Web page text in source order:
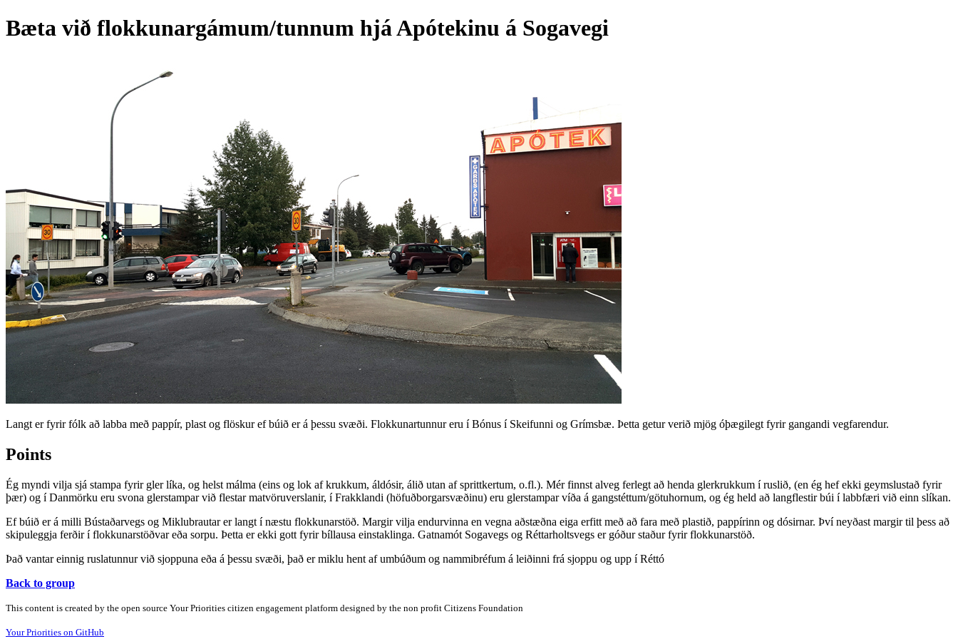
Bæta við flokkunargámum/tunnum hjá Apótekinu á Sogavegi
Langt er fyrir fólk að labba með pappír, plast og flöskur ef búið er á þessu svæði. Flokkunartunnur eru í Bónus í Skeifunni og Grímsbæ. Þetta getur verið mjög óþægilegt fyrir gangandi vegfarendur.
Points
Ég myndi vilja sjá stampa fyrir gler líka, og helst málma (eins og lok af krukkum, áldósir, álið utan af sprittkertum, o.fl.). Mér finnst alveg ferlegt að henda glerkrukkum í ruslið, (en ég hef ekki geymslustað fyrir
þær) og í Danmörku eru svona glerstampar við flestar matvöruverslanir, í Frakklandi (höfuðborgarsvæðinu) eru glerstampar víða á gangstéttum/götuhornum, og ég held að langflestir búi í labbfæri við einn slíkan.
Ef búið er á milli Bústaðarvegs og Miklubrautar er langt í næstu flokkunarstöð. Margir vilja endurvinna en vegna aðstæðna eiga erfitt með að fara með plastið, pappírinn og dósirnar. Því neyðast margir til þess að
skipuleggja ferðir í flokkunarstöðvar eða sorpu. Þetta er ekki gott fyrir bíllausa einstaklinga. Gatnamót Sogavegs og Réttarholtsvegs er góður staður fyrir flokkunarstöð.
Það vantar einnig ruslatunnur við sjoppuna eða á þessu svæði, það er miklu hent af umbúðum og nammibréfum á leiðinni frá sjoppu og upp í Réttó
Back to group
This content is created by the open source Your Priorities citizen engagement platform designed by the non profit Citizens Foundation
Your Priorities on GitHub